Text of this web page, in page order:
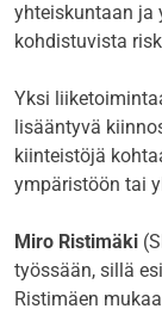
yhteiskuntaan ja
kohdistuvista
Yksi
lisääntyvä
kiinteistöjä
ympäristöön tai
Miro Ristimäki
työssään, sillä
Ristimäen